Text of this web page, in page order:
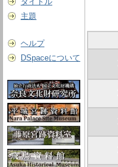
主題
ヘルプ
DSpaceについて